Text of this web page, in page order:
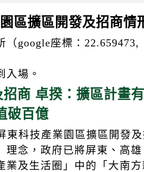
區擴區開發及招商情
google座標：22.659473,
入場。
商 卓揆：擴區計畫
破百億
東科技產業園區擴區開發
理念，政府已將屏東、高雄
業及生活圈」中的「大南方